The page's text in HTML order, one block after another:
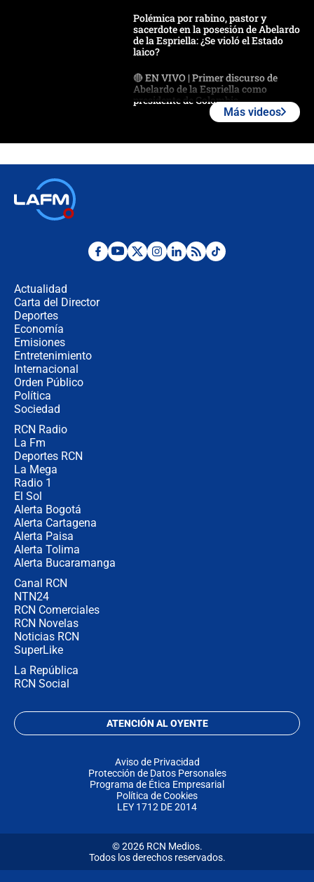
Polémica por rabino, pastor y
sacerdote en la posesión de Abelardo
de la Espriella: ¿Se violó el Estado
laico?
🔴 EN VIVO | Primer discurso de
Abelardo de la Espriella como
presidente de Colombia
Espriella en Cali inicia la
Desde dermatitis hasta infecciones:
Más videos
Actualidad
Carta del Director
Deportes
Economía
Emisiones
Entretenimiento
Internacional
Orden Público
Política
Sociedad
RCN Radio
La Fm
Deportes RCN
La Mega
Radio 1
El Sol
Alerta Bogotá
Alerta Cartagena
Alerta Paisa
Alerta Tolima
Alerta Bucaramanga
Canal RCN
NTN24
RCN Comerciales
RCN Novelas
Noticias RCN
SuperLike
La República
RCN Social
ATENCIÓN AL OYENTE
Aviso de Privacidad
Protección de Datos Personales
Programa de Ética Empresarial
Política de Cookies
LEY 1712 DE 2014
© 2026 RCN Medios.
Todos los derechos reservados.